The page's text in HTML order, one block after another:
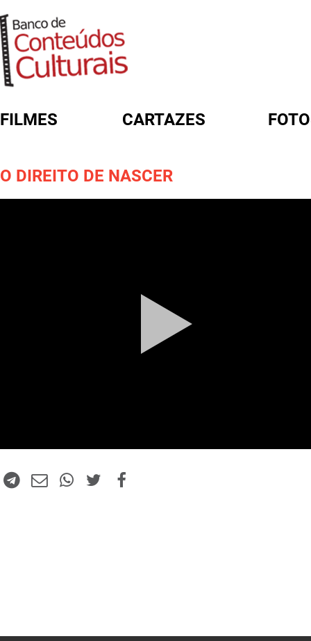
FILMES CARTAZES
O DIREITO DE NASCER